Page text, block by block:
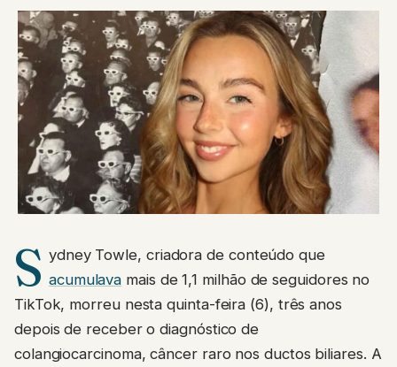
S ydney Towle, criadora de conteúdo que
acumulava mais de 1,1 milhão de seguidores no
TikTok, morreu nesta quinta-feira (6), três anos
depois de receber o diagnóstico de
colangiocarcinoma, câncer raro nos ductos biliares. A